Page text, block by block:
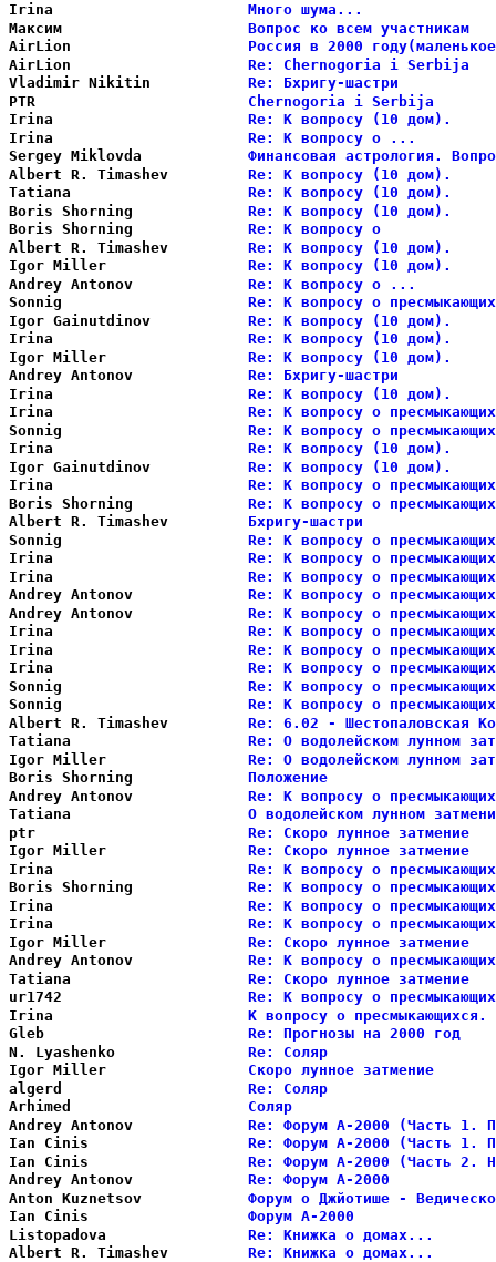
Irina
Много
Максим
Вопрос ко всем
AirLion
Россия в 2000
AirLion
Re: Chernogoria i
Vladimir Nikitin
Re: Бхригу-
PTR
Chernogoria i
Irina
Re: К вопросу (10
Irina
Re: К вопросу
Sergey Miklovda
Финансовая астрология.
Albert R. Timashev
Re: К вопросу (10
Tatiana
Re: К вопросу (10
Boris Shorning
Re: К вопросу (10
Boris Shorning
Re: К
Albert R. Timashev
Re: К вопросу (10
Igor Miller
Re: К вопросу (10
Andrey Antonov
Re: К вопросу
Sonnig
Re: К вопросу о
Igor Gainutdinov
Re: К вопросу (10
Irina
Re: К вопросу (10
Igor Miller
Re: К вопросу (10
Andrey Antonov
Re: Бхригу-
Irina
Re: К вопросу (10
Irina
Re: К вопросу о
Sonnig
Re: К вопросу о
Irina
Re: К вопросу (10
Igor Gainutdinov
Re: К вопросу (10
Irina
Re: К вопросу о
Boris Shorning
Re: К вопросу о
Albert R. Timashev
Бхригу-
Sonnig
Re: К вопросу о
Irina
Re: К вопросу о
Irina
Re: К вопросу о
Andrey Antonov
Re: К вопросу о
Andrey Antonov
Re: К вопросу о
Irina
Re: К вопросу о
Irina
Re: К вопросу о
Irina
Re: К вопросу о
Sonnig
Re: К вопросу о
Sonnig
Re: К вопросу о
Albert R. Timashev
Re: 6.02 - Шестопаловская
Tatiana
Re: О водолейском лунном
Igor Miller
Re: О водолейском лунном
Boris Shorning
Andrey Antonov
Re: К вопросу о
Tatiana
О водолейском лунном
ptr
Re: Скоро лунное
Igor Miller
Re: Скоро лунное
Irina
Re: К вопросу о
Boris Shorning
Re: К вопросу о
Irina
Re: К вопросу о
Irina
Re: К вопросу о
Igor Miller
Re: Скоро лунное
Andrey Antonov
Re: К вопросу о
Tatiana
Re: Скоро лунное
ur1742
Re: К вопросу о
Irina
К вопросу о
Gleb
Re: Прогнозы на
N. Lyashenko
Re:
Igor Miller
Скоро лунное
algerd
Re:
Arhimed
Andrey Antonov
Re: Форум A-2000 (Часть 1.
Ian Cinis
Re: Форум A-2000 (Часть 1.
Ian Cinis
Re: Форум А-2000 (Часть 2.
Andrey Antonov
Re: Форум А-
Anton Kuznetsov
Форум о Джйотише -
Ian Cinis
Форум А-
Listopadova
Re: Книжка о
Albert R. Timashev
Re: Книжка о